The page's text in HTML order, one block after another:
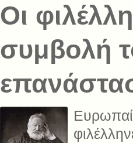
Οι
συμβολή